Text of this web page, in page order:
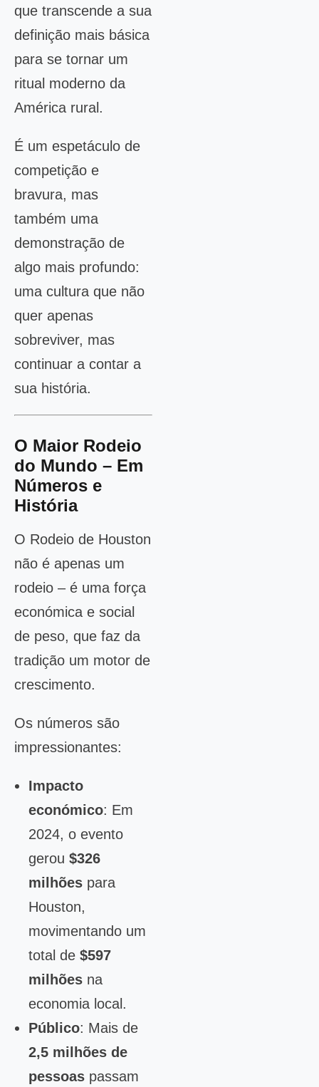
que transcende a sua
definição mais básica
para se tornar um
ritual moderno da
América rural.
É um espetáculo de
competição e
bravura, mas
também uma
demonstração de
algo mais profundo:
uma cultura que não
quer apenas
sobreviver, mas
continuar a contar a
sua história.
O Maior Rodeio
do Mundo – Em
Números e
História
O Rodeio de Houston
não é apenas um
rodeio – é uma força
económica e social
de peso, que faz da
tradição um motor de
crescimento.
Os números são
impressionantes:
Impacto
económico: Em
2024, o evento
gerou $326
milhões para
Houston,
movimentando um
total de $597
milhões na
economia local.
Público: Mais de
2,5 milhões de
pessoas passam